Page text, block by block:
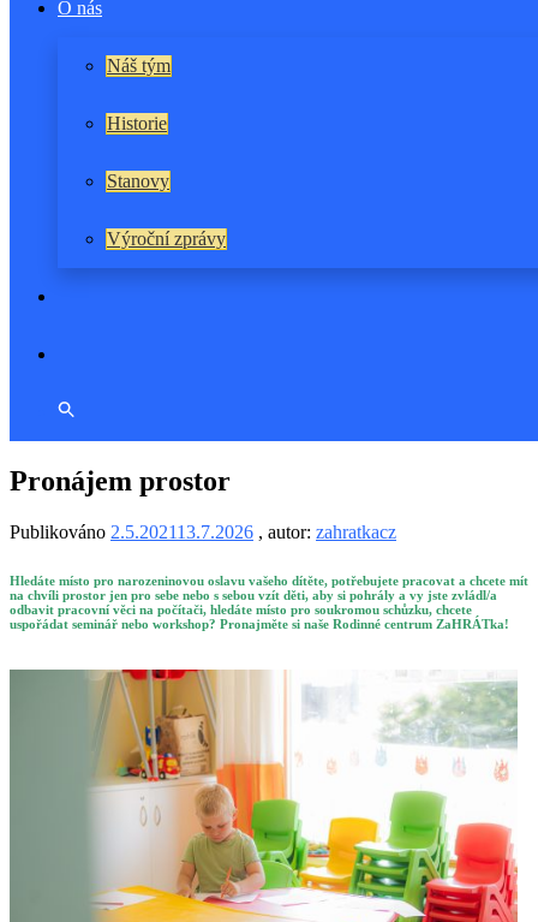
O nás
Náš tým
Historie
Stanovy
Výroční zprávy
Pronájem prostor
Publikováno 2.5.202113.7.2026 , autor: zahratkacz
Hledáte místo pro narozeninovou oslavu vašeho dítěte, potřebujete pracovat a chcete mít
na chvíli prostor jen pro sebe nebo s sebou vzít děti, aby si pohrály a vy jste zvládl/a
odbavit pracovní věci na počítači, hledáte místo pro soukromou schůzku, chcete
uspořádat seminář nebo workshop? Pronajměte si naše Rodinné centrum ZaHRÁTka!